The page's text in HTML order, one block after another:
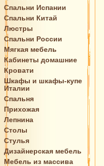
Спальни Испании
Спальни Китай
Люстры
Спальни России
Мягкая мебель
Кабинеты домашние
Кровати
Шкафы и шкафы-купе
Италии
Спальня
Прихожая
Лепнина
Столы
Стулья
Дизайнерская мебель
Мебель из массива